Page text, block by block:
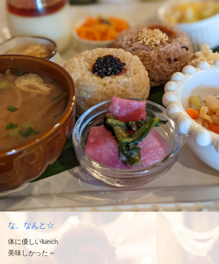
な、なんと☆
体に優しいlunch
美味しかった～